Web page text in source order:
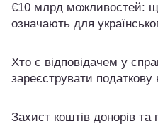
€10 млрд можливостей:
означають для
Хто є відповідачем у
зареєструвати податкову
Захист коштів донорів